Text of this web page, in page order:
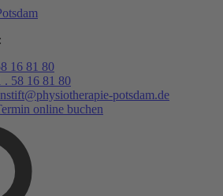
16 81 80
. 58 16 81 80
potsdam.de
online buchen